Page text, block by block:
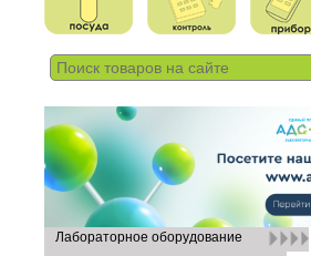
Лабораторное оборудование